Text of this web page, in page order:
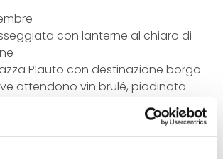
con lanterne al chiaro di
Plauto con destinazione borgo
attendono vin brulé, piadinata
da Consulta Donne Sarsina